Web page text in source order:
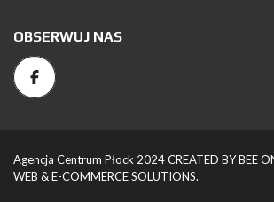
OBSERWUJ NAS
Agencja Centrum Płock 2024 CREATED BY BEE
WEB & E-COMMERCE SOLUTIONS.